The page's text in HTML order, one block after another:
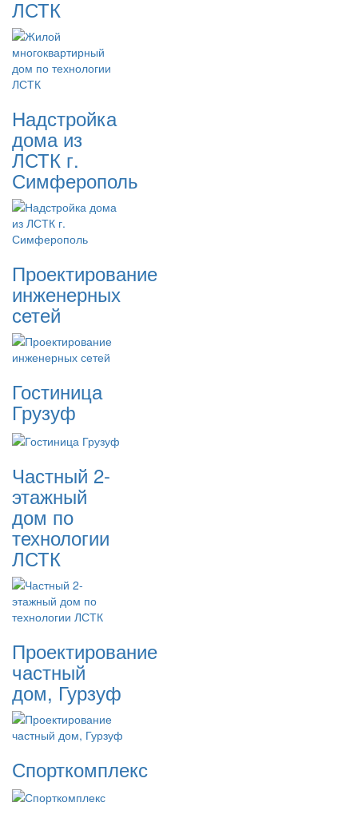
ЛСТК
Надстройка
дома из
ЛСТК г.
Симферополь
Проектирование
инженерных
сетей
Гостиница
Грузуф
Частный 2-
этажный
дом по
технологии
ЛСТК
Проектирование
частный
дом, Гурзуф
Спорткомплекс